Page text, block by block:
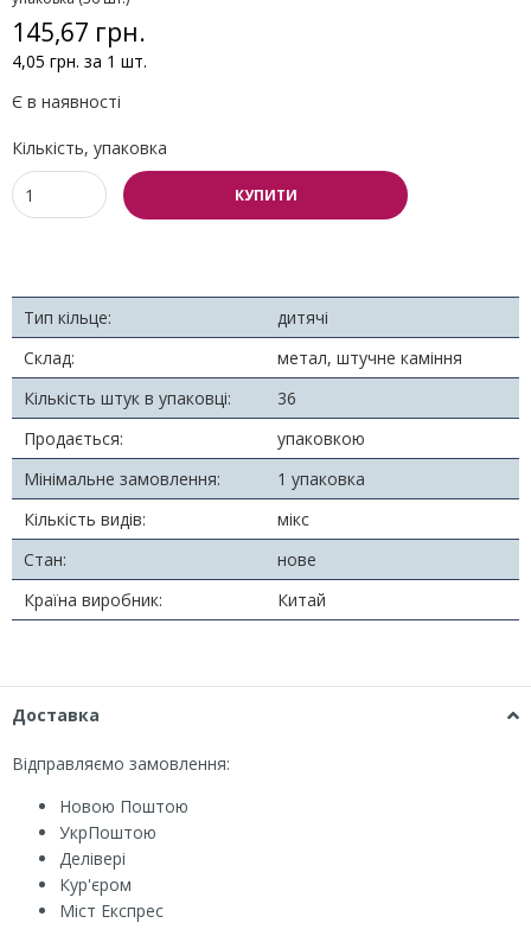
145,67 грн.
4,05 грн. за 1 шт.
Є в наявності
Кількість, упаковка
КУПИТИ
Тип кільце:
дитячі
Склад:
метал, штучне каміння
Кількість штук в упаковці:
36
Продається:
упаковкою
Мінімальне замовлення:
1 упаковка
Кількість видів:
мікс
Стан:
нове
Країна виробник:
Китай
Доставка
Відправляємо замовлення:
Новою Поштою
УкрПоштою
Делівері
Кур'єром
Міст Експрес